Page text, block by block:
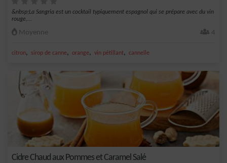
&nbsp;La Sangria est un cocktail typiquement espagnol qui se prépare avec du vin
rouge,...
Moyenne 4
citron, sirop de canne, orange, vin pétillant, cannelle
Cidre Chaud aux Pommes et Caramel Salé